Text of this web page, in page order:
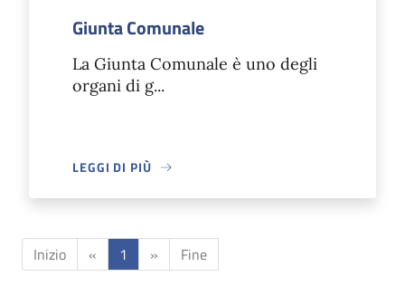
Giunta Comunale
La Giunta Comunale è uno degli
organi di g...
LEGGI DI PIÙ
Inizio « 1 » Fine